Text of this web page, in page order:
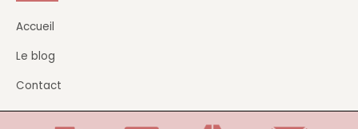
Accueil
Le blog
Contact